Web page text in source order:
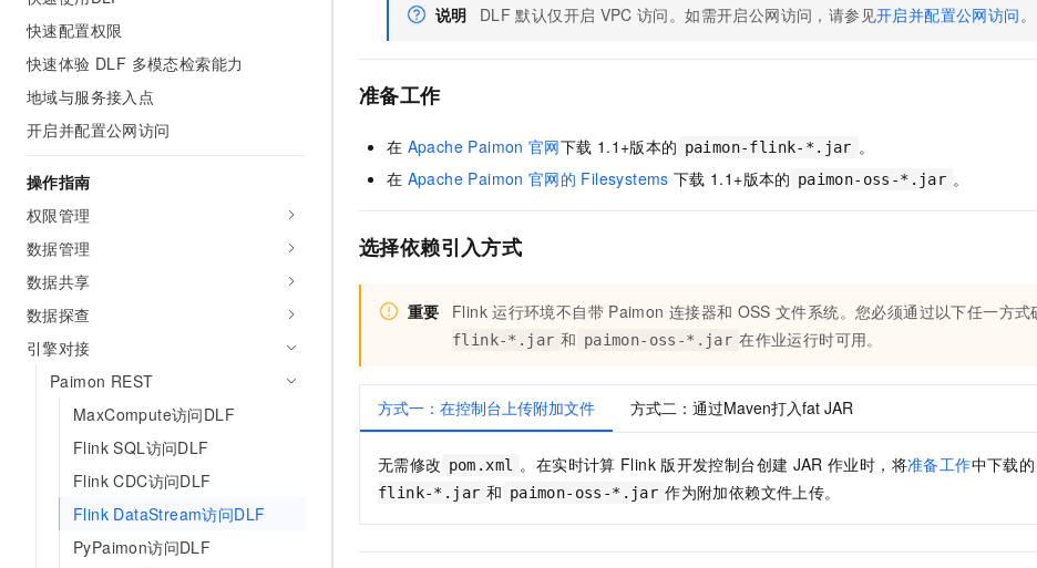
快速配置权限
快速体验 DLF 多模态检索能力
地域与服务接入点
开启并配置公网访问
操作指南
权限管理
数据管理
数据共享
数据探查
引擎对接
Paimon REST
MaxCompute访问DLF
Flink SQL访问DLF
Flink CDC访问DLF
Flink DataStream访问DLF
PyPaimon访问DLF
说明 DLF 默认仅开启 VPC 访问。如需开启公网访问，请参见开启并配置公网访问。
准备工作
在 Apache Paimon 官网下载 1.1+版本的 paimon-flink-*.jar 。
在 Apache Paimon 官网的 Filesystems 下载 1.1+版本的 paimon-oss-*.jar 。
选择依赖引入方式
重要 Flink 运行环境不自带 Paimon 连接器和 OSS 文件系统。您必须通过以下任一方式
flink-*.jar 和 paimon-oss-*.jar 在作业运行时可用。
方式一：在控制台上传附加文件 方式二：通过Maven打入fat JAR
无需修改 pom.xml 。在实时计算 Flink 版开发控制台创建 JAR 作业时，将准备工作中下载的
flink-*.jar 和 paimon-oss-*.jar 作为附加依赖文件上传。
千问AI平台-Token Plan
在线体验全尺寸、多种模态的模型效果
Happy 系列大模型
大模型服务平台百炼-智能体
灵活可视化地构建企业级 Agent
大模型解决方案
依托云原生高可用架构,实现Dify私有化部署
10 分钟在聊天系统中增加一个 AI 助手
在企业官网、通讯软件中为客户提供 AI 客服
即刻拥有 DeepSeek-R1 满血版 超强辅助，Bolt.diy
中间件
数据库
企业服务与云通信
域名与网站
终端用户计算
Serverless
开发工具
迁移与运维管理
专有云
可观测
上云与迁云
企业出海
140+云产品 免费试用
大模型ACA认证体验
AI空中课堂在线直播课堂（旗舰版）
生态解决方案
行业生态解决方案
开发者生态解决方案
ERP
财税管理
400电话
SUSE
定制建站
入门学习赛
科研合作